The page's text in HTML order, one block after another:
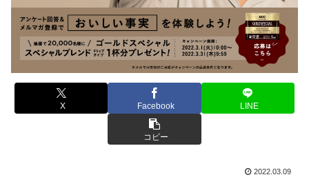
X Facebook LINE
コピー
2022.03.09